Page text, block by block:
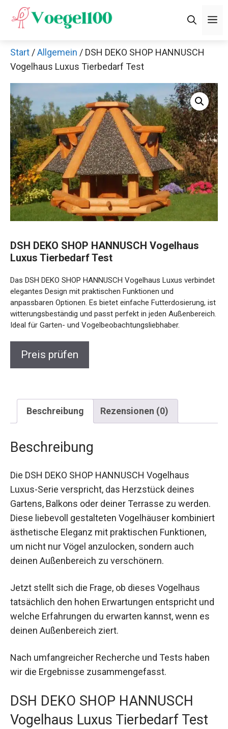
Inhalt
Start /Allgemein / DSH DEKO SHOP HANNUSCH
Vogelhaus Luxus Tierbedarf Test
DSH DEKO SHOP HANNUSCH Vogelhaus
Luxus Tierbedarf Test
Das DSH DEKO SHOP HANNUSCH Vogelhaus Luxus verbindet
elegantes Design mit praktischen Funktionen und
anpassbaren Optionen. Es bietet einfache Futterdosierung, ist
witterungsbeständig und passt perfekt in jeden Außenbereich.
Ideal für Garten- und Vogelbeobachtungsliebhaber.
Preis prüfen
Beschreibung Rezensionen (0)
Beschreibung
Die DSH DEKO SHOP HANNUSCH Vogelhaus
Luxus-Serie verspricht, das Herzstück deines
Gartens, Balkons oder deiner Terrasse zu werden.
Diese liebevoll gestalteten Vogelhäuser kombiniert
ästhetische Eleganz mit praktischen Funktionen,
um nicht nur Vögel anzulocken, sondern auch
deinen Außenbereich zu verschönern.
Jetzt stellt sich die Frage, ob dieses Vogelhaus
tatsächlich den hohen Erwartungen entspricht und
welche Erfahrungen du erwarten kannst, wenn es
deinen Außenbereich ziert.
Nach umfangreicher Recherche und Tests haben
wir die Ergebnisse zusammengefasst.
DSH DEKO SHOP HANNUSCH
Vogelhaus Luxus Tierbedarf Test